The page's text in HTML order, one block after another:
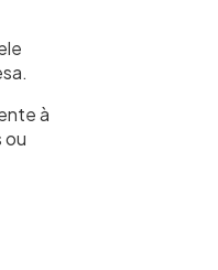
à
ou